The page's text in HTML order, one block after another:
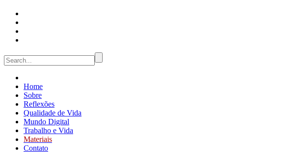
Home
Sobre
Reflexões
Qualidade de Vida
Mundo Digital
Trabalho e Vida
Materiais
Contato